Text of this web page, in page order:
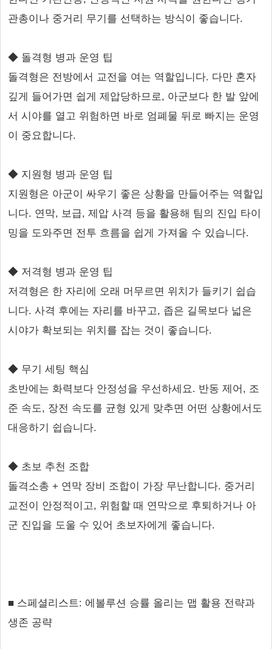
관총이나 중거리 무기를 선택하는 방식이 좋습니다.
◆ 돌격형 병과 운영 팁
돌격형은 전방에서 교전을 여는 역할입니다. 다만 혼자
깊게 들어가면 쉽게 제압당하므로, 아군보다 한 발 앞에
서 시야를 열고 위험하면 바로 엄폐물 뒤로 빠지는 운영
이 중요합니다.
◆ 지원형 병과 운영 팁
지원형은 아군이 싸우기 좋은 상황을 만들어주는 역할입
니다. 연막, 보급, 제압 사격 등을 활용해 팀의 진입 타이
밍을 도와주면 전투 흐름을 쉽게 가져올 수 있습니다.
◆ 저격형 병과 운영 팁
저격형은 한 자리에 오래 머무르면 위치가 들키기 쉽습
니다. 사격 후에는 자리를 바꾸고, 좁은 길목보다 넓은
시야가 확보되는 위치를 잡는 것이 좋습니다.
◆ 무기 세팅 핵심
초반에는 화력보다 안정성을 우선하세요. 반동 제어, 조
준 속도, 장전 속도를 균형 있게 맞추면 어떤 상황에서도
대응하기 쉽습니다.
◆ 초보 추천 조합
돌격소총 + 연막 장비 조합이 가장 무난합니다. 중거리
교전이 안정적이고, 위험할 때 연막으로 후퇴하거나 아
군 진입을 도울 수 있어 초보자에게 좋습니다.
■ 스페셜리스트: 에볼루션 승률 올리는 맵 활용 전략과
생존 공략